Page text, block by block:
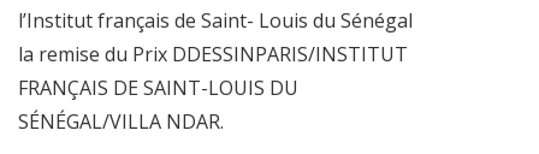
l’Institut français de Saint- Louis du Sénégal
la remise du Prix DDESSINPARIS/INSTITUT
FRANÇAIS DE SAINT-LOUIS DU
SÉNÉGAL/VILLA NDAR.